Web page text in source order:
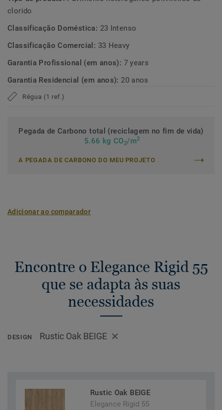
dimensional.
Feito na Europa, esta nova coleção prioritiza a
os aspectos da produção. Com uma média de 20% de
conteúdo reciclado, óptima qualidade do ar interior e
mas também temos um impacto positivo no ambiente.
clorido
Classificação Doméstica: 23 Intenso
Classificação Comercial: 33 Heavy
Garantia Profissional (em anos): 7 years
Garantia Residencial (em anos): 20 anos
Régua (1 ref.)
Pegada de Carbono total (reciclagem no fim de vida)
5.66 kg CO2/m2
A PEGADA DE CARBONO DO MEU PROJETO
Adicionar ao comparador
Encontre o Elegance Rigid 55
que se adapta às suas
necessidades
DESIGN Rustic Oak BEIGE
Rustic Oak BEIGE
Elegance Rigid 55